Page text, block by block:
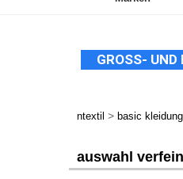
GROSS- UND
ntextil > basic
auswahl